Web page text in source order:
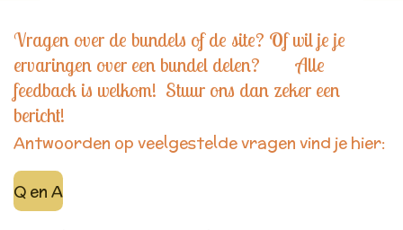
Vragen over de bundels of de site? Of wil je je
ervaringen over een bundel delen? Alle
feedback is welkom! Stuur ons dan zeker een
bericht!
Antwoorden op veelgestelde vragen vind je hier:
Q en A